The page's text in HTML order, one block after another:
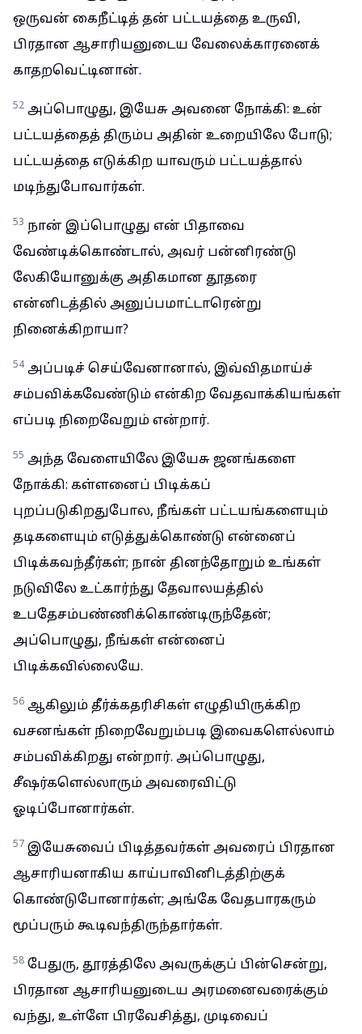
ஒருவன் கைநீட்டித் தன் பட்டயத்தை உருவி,
பிரதான ஆசாரியனுடைய வேலைக்காரனைக்
காதறவெட்டினான்.
52 அப்பொழுது, இயேசு அவனை நோக்கி: உன்
பட்டயத்தைத் திரும்ப அதின் உறையிலே போடு;
பட்டயத்தை எடுக்கிற யாவரும் பட்டயத்தால்
மடிந்துபோவார்கள்.
53 நான் இப்பொழுது என் பிதாவை
வேண்டிக்கொண்டால், அவர் பன்னிரண்டு
லேகியோனுக்கு அதிகமான தூதரை
என்னிடத்தில் அனுப்பமாட்டாரென்று
நினைக்கிறாயா?
54 அப்படிச் செய்வேனானால், இவ்விதமாய்ச்
சம்பவிக்கவேண்டும் என்கிற வேதவாக்கியங்கள்
எப்படி நிறைவேறும் என்றார்.
55 அந்த வேளையிலே இயேசு ஜனங்களை
நோக்கி: கள்ளனைப் பிடிக்கப்
புறப்படுகிறதுபோல, நீங்கள் பட்டயங்களையும்
தடிகளையும் எடுத்துக்கொண்டு என்னைப்
பிடிக்கவந்தீர்கள்; நான் தினந்தோறும் உங்கள்
நடுவிலே உட்கார்ந்து தேவாலயத்தில்
உபதேசம்பண்ணிக்கொண்டிருந்தேன்;
அப்பொழுது, நீங்கள் என்னைப்
பிடிக்கவில்லையே.
56 ஆகிலும் தீர்க்கதரிசிகள் எழுதியிருக்கிற
வசனங்கள் நிறைவேறும்படி இவைகளெல்லாம்
சம்பவிக்கிறது என்றார். அப்பொழுது,
சீஷர்களெல்லாரும் அவரைவிட்டு
ஓடிப்போனார்கள்.
57 இயேசுவைப் பிடித்தவர்கள் அவரைப் பிரதான
ஆசாரியனாகிய காய்பாவினிடத்திற்குக்
கொண்டுபோனார்கள்; அங்கே வேதபாரகரும்
மூப்பரும் கூடிவந்திருந்தார்கள்.
58 பேதுரு, தூரத்திலே அவருக்குப் பின்சென்று,
பிரதான ஆசாரியனுடைய அரமனைவரைக்கும்
வந்து, உள்ளே பிரவேசித்து, முடிவைப்